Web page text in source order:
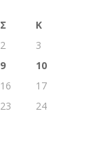
Σ
Κ
2
3
9
10
16
17
23
24